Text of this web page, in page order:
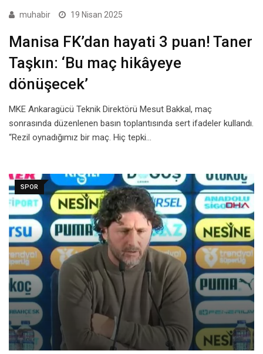
muhabir 19 Nisan 2025
Manisa FK’dan hayati 3 puan! Taner
Taşkın: ‘Bu maç hikâyeye
dönüşecek’
MKE Ankaragücü Teknik Direktörü Mesut Bakkal, maç
sonrasında düzenlenen basın toplantısında sert ifadeler kullandı.
“Rezil oynadığımız bir maç. Hiç tepki…
SPOR